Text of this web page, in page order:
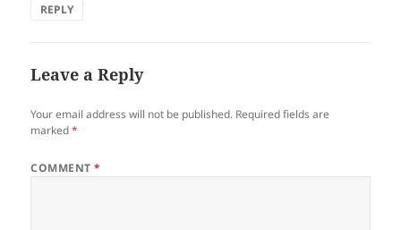
REPLY
Leave a Reply
Your email address will not be published. Required fields are
marked*
COMMENT*